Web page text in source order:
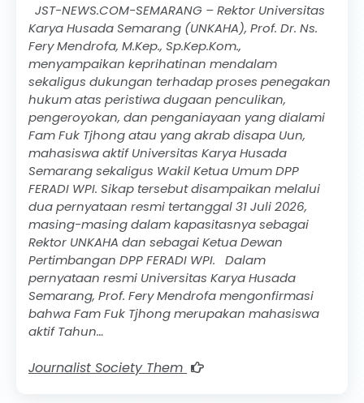
JST-NEWS.COM-SEMARANG – Rektor Universitas
Karya Husada Semarang (UNKAHA), Prof. Dr. Ns.
Fery Mendrofa, M.Kep., Sp.Kep.Kom.,
menyampaikan keprihatinan mendalam
sekaligus dukungan terhadap proses penegakan
hukum atas peristiwa dugaan penculikan,
pengeroyokan, dan penganiayaan yang dialami
Fam Fuk Tjhong atau yang akrab disapa Uun,
mahasiswa aktif Universitas Karya Husada
Semarang sekaligus Wakil Ketua Umum DPP
FERADI WPI. Sikap tersebut disampaikan melalui
dua pernyataan resmi tertanggal 31 Juli 2026,
masing-masing dalam kapasitasnya sebagai
Rektor UNKAHA dan sebagai Ketua Dewan
Pertimbangan DPP FERADI WPI. Dalam
pernyataan resmi Universitas Karya Husada
Semarang, Prof. Fery Mendrofa mengonfirmasi
bahwa Fam Fuk Tjhong merupakan mahasiswa
aktif Tahun…
Journalist Society Them